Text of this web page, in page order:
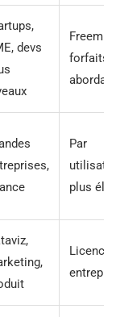
devs
forfaits
Par
plus
Licence